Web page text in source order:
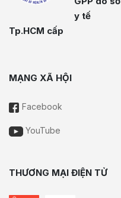
y tế
Tp.HCM cấp
MẠNG XÃ HỘI
Facebook
YouTube
THƯƠNG MẠI ĐIỆN TỬ